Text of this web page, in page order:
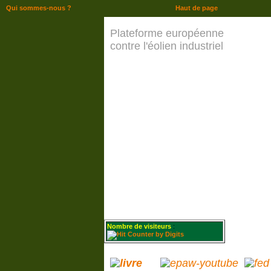
Plateforme européenne
contre l'éolien industriel
Nombre de visiteurs :
Haut de page
Qui sommes-nous ?